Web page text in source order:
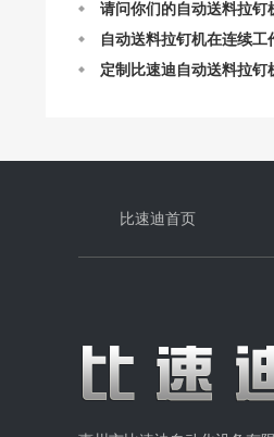
自动送料拉钉机在连续工
定制比速迪自动送料拉钉
比速迪自动送料拉钉机常
自动送料拉钉机最快一分
比速迪首页